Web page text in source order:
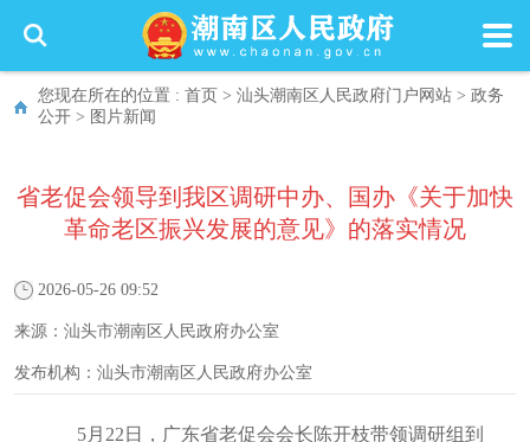
您现在所在的位置 : 首页 > 汕头潮南区人民政府门户网站 > 政务
公开 > 图片新闻
省老促会领导到我区调研中办、国办《关于加快
革命老区振兴发展的意见》的落实情况
2026-05-26 09:52
来源： 汕头市潮南区人民政府办公室
发布机构： 汕头市潮南区人民政府办公室
5月22日，广东省老促会会长陈开枝带领调研组到